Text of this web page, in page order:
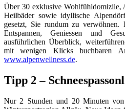
Über 30 exklusive Wohlfühldomizile,
Heilbäder sowie idyllische
gesetzt, Sie rundum zu verwöhnen.
Entspannen, Geniessen und
ausführlichen Überblick,
mit wenigen Klicks buchbaren
www.alpenwellness.de.
Tipp 2 –
Nur 2 Stunden und 20 Minuten